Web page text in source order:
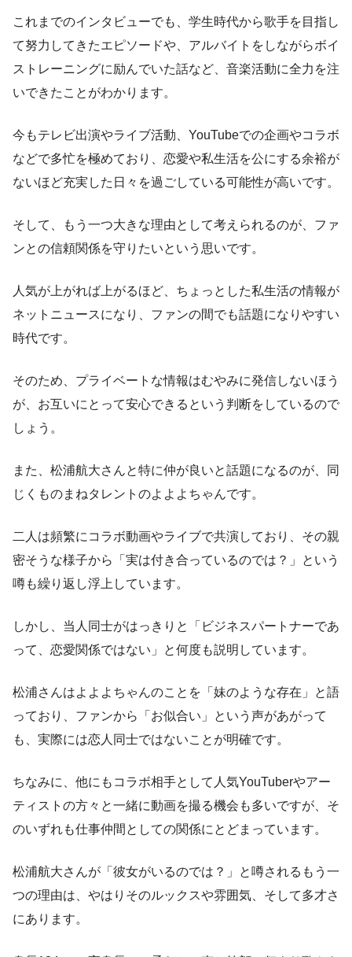
これまでのインタビューでも、学生時代から歌手を目指し
て努力してきたエピソードや、アルバイトをしながらボイ
ストレーニングに励んでいた話など、音楽活動に全力を注
いできたことがわかります。
今もテレビ出演やライブ活動、YouTubeでの企画やコラボ
などで多忙を極めており、恋愛や私生活を公にする余裕が
ないほど充実した日々を過ごしている可能性が高いです。
そして、もう一つ大きな理由として考えられるのが、ファ
ンとの信頼関係を守りたいという思いです。
人気が上がれば上がるほど、ちょっとした私生活の情報が
ネットニュースになり、ファンの間でも話題になりやすい
時代です。
そのため、プライベートな情報はむやみに発信しないほう
が、お互いにとって安心できるという判断をしているので
しょう。
また、松浦航大さんと特に仲が良いと話題になるのが、同
じくものまねタレントのよよよちゃんです。
二人は頻繁にコラボ動画やライブで共演しており、その親
密そうな様子から「実は付き合っているのでは？」という
噂も繰り返し浮上しています。
しかし、当人同士がはっきりと「ビジネスパートナーであ
って、恋愛関係ではない」と何度も説明しています。
松浦さんはよよよちゃんのことを「妹のような存在」と語
っており、ファンから「お似合い」という声があがって
も、実際には恋人同士ではないことが明確です。
ちなみに、他にもコラボ相手として人気YouTuberやアー
ティストの方々と一緒に動画を撮る機会も多いですが、そ
のいずれも仕事仲間としての関係にとどまっています。
松浦航大さんが「彼女がいるのでは？」と噂されるもう一
つの理由は、やはりそのルックスや雰囲気、そして多才さ
にあります。